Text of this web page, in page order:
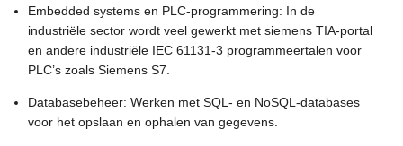
Embedded systems en PLC-programmering: In de
industriële sector wordt veel gewerkt met siemens TIA-portal
en andere industriële IEC 61131-3 programmeertalen voor
PLC’s zoals Siemens S7.
Databasebeheer: Werken met SQL- en NoSQL-databases
voor het opslaan en ophalen van gegevens.